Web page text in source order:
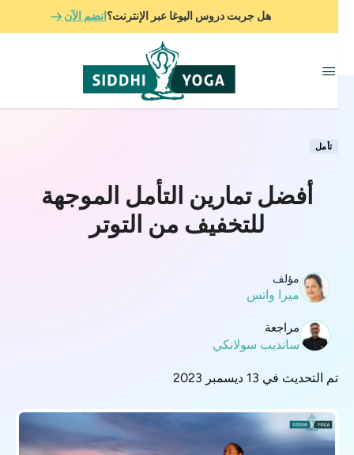
هل جربت دروس اليوغا عبر الإنترنت؟انضم الآن
تأمل
أفضل تمارين التأمل الموجهة
للتخفيف من التوتر
مؤلف
ميرا واتس
مراجعة
سانديب سولانكي
تم التحديث في 13 ديسمبر 2023